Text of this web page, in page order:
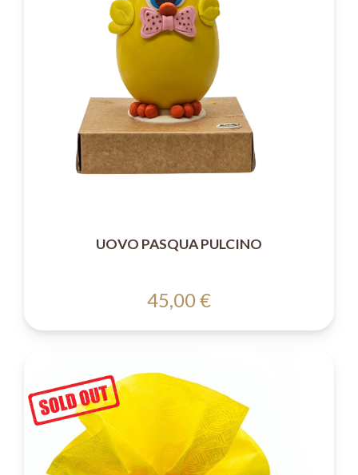
UOVO PASQUA PULCINO
45,00 €